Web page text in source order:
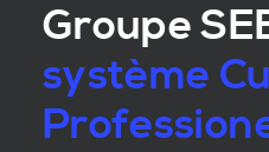
Groupe
système